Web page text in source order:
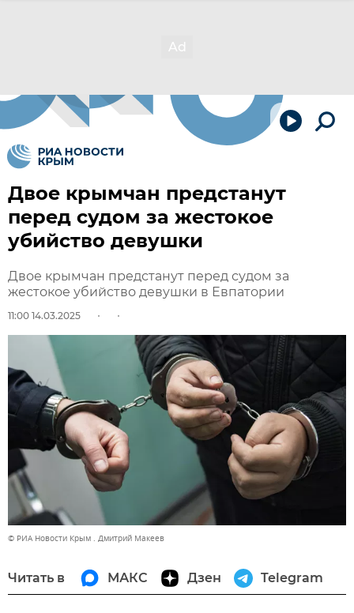
Двое крымчан предстанут
перед судом за жестокое
убийство девушки
Двое крымчан предстанут перед судом за
жестокое убийство девушки в Евпатории
11:00 14.03.2025
© РИА Новости Крым . Дмитрий Макеев
Читать в МАКС Дзен Telegram